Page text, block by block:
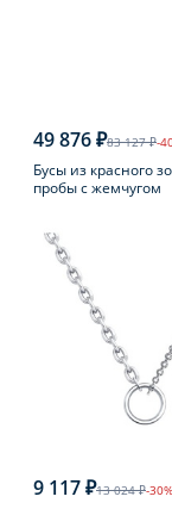
49 876 ₽83 127 ₽-
Бусы из красного
пробы с жемчугом
9 117 ₽13 024 ₽-30%